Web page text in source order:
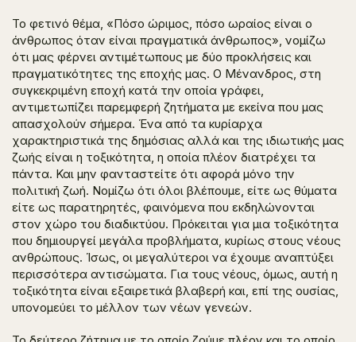
Το φετινό θέμα, «Πόσο ώριμος, πόσο ωραίος είναι ο
άνθρωπος όταν είναι πραγματικά άνθρωπος», νομίζω
ότι μας φέρνει αντιμέτωπους με δύο προκλήσεις και
πραγματικότητες της εποχής μας. Ο Μένανδρος, στη
συγκεκριμένη εποχή κατά την οποία γράφει,
αντιμετωπίζει παρεμφερή ζητήματα με εκείνα που μας
απασχολούν σήμερα. Ένα από τα κυρίαρχα
χαρακτηριστικά της δημόσιας αλλά και της ιδιωτικής μας
ζωής είναι η τοξικότητα, η οποία πλέον διατρέχει τα
πάντα. Και μην φανταστείτε ότι αφορά μόνο την
πολιτική ζωή. Νομίζω ότι όλοι βλέπουμε, είτε ως θύματα
είτε ως παρατηρητές, φαινόμενα που εκδηλώνονται
στον χώρο του διαδικτύου. Πρόκειται για μια τοξικότητα
που δημιουργεί μεγάλα προβλήματα, κυρίως στους νέους
ανθρώπους. Ίσως, οι μεγαλύτεροι να έχουμε αναπτύξει
περισσότερα αντισώματα. Για τους νέους, όμως, αυτή η
τοξικότητα είναι εξαιρετικά βλαβερή και, επί της ουσίας,
υπονομεύει το μέλλον των νέων γενεών.